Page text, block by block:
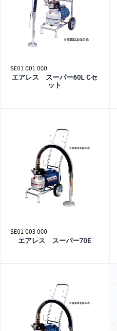
SE01 001 000
エアレス スーパー60L Cセ
ット
SE01 003 000
エアレス スーパー70E